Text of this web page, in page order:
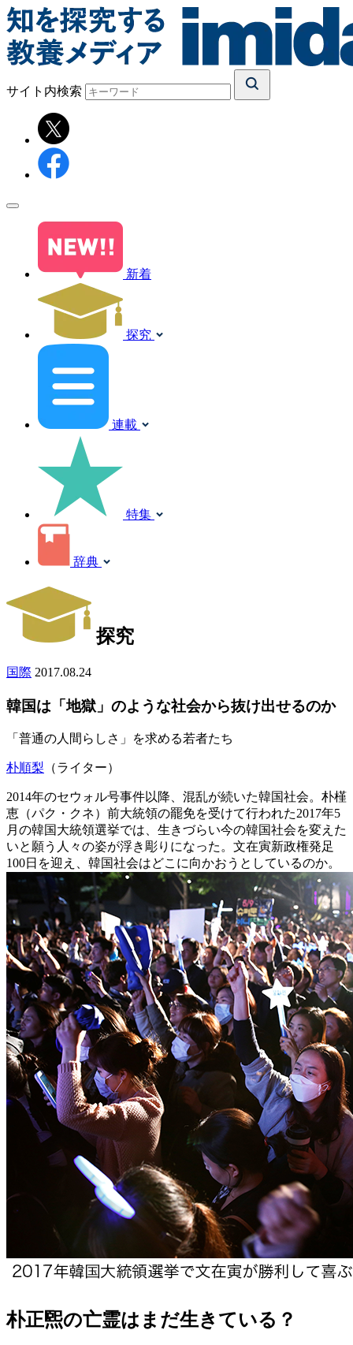
サイト内検索
新着
探究
連載
特集
辞典
探究
国際 2017.08.24
韓国は「地獄」のような社会から抜け出せるのか
「普通の人間らしさ」を求める若者たち
朴順梨 （ライター）
2014年のセウォル号事件以降、混乱が続いた韓国社会。朴槿
恵（パク・クネ）前大統領の罷免を受けて行われた2017年5
月の韓国大統領選挙では、生きづらい今の韓国社会を変えた
いと願う人々の姿が浮き彫りになった。文在寅新政権発足
100日を迎え、韓国社会はどこに向かおうとしているのか。
朴正煕の亡霊はまだ生きている？